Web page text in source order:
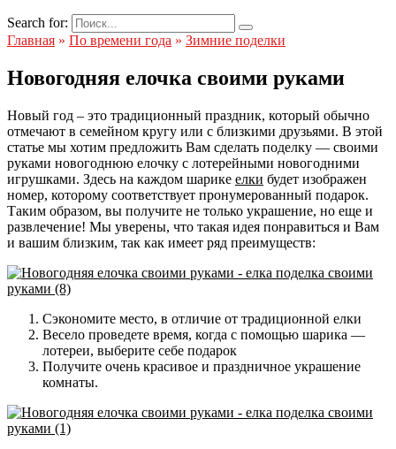
Search for:
Главная » По времени года » Зимние поделки
Новогодняя елочка своими руками
Новый год – это традиционный праздник, который обычно
отмечают в семейном кругу или с близкими друзьями. В этой
статье мы хотим предложить Вам сделать поделку — своими
руками новогоднюю елочку с лотерейными новогодними
игрушками. Здесь на каждом шарике елки будет изображен
номер, которому соответствует пронумерованный подарок.
Таким образом, вы получите не только украшение, но еще и
развлечение! Мы уверены, что такая идея понравиться и Вам
и вашим близким, так как имеет ряд преимуществ:
Сэкономите место, в отличие от традиционной елки
Весело проведете время, когда с помощью шарика —
лотереи, выберите себе подарок
Получите очень красивое и праздничное украшение
комнаты.